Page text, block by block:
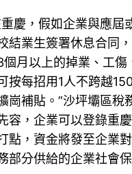
重慶，假如企業與應屆
結業生簽署休息合同
個月以上的掉業、工傷
按每招用1人不跨越
崗補貼。”沙坪壩區稅
容，企業可以登錄重
點，資金將發至企業
部分供給的企業社會